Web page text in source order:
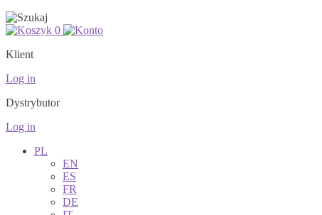
0
Klient
Log in
Dystrybutor
Log in
PL
EN
ES
FR
DE